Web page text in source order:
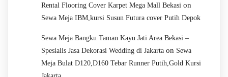
Rental Flooring Cover Karpet Mega Mall Bekasi on
Sewa Meja IBM,kursi Susun Futura cover Putih Depok
Sewa Meja Bangku Taman Kayu Jati Area Bekasi –
Spesialis Jasa Dekorasi Wedding di Jakarta on Sewa
Meja Bulat D120,D160 Tebar Runner Putih,Gold Kursi